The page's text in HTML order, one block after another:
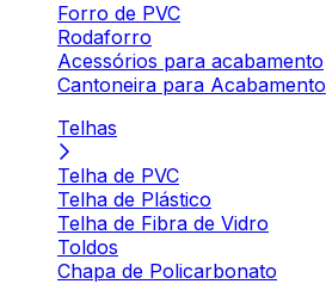
Forro de PVC
Rodaforro
Acessórios para acabamento
Cantoneira para Acabamento
Telhas
Telha de PVC
Telha de Plástico
Telha de Fibra de Vidro
Toldos
Chapa de Policarbonato